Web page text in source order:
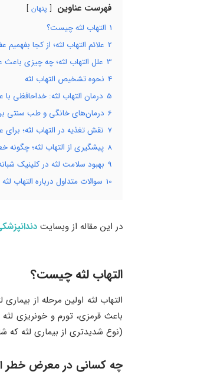
فهرست عناوین پنهان
1 التهاب لثه چیست؟
2 علائم التهاب لثه؛ از کجا بفهمیم
3 علل التهاب لثه؛ چه چیزی
4 نحوه تشخیص التهاب لثه
5 درمان التهاب لثه: خداحافظی
6 درمان‌های خانگی و طب سنتی
7 نقش تغذیه در التهاب لثه؛
8 پیشگیری از التهاب لثه؛ چگونه
9 بهبود سلامت لثه در کلینیک
10 سوالات متداول درباره التهاب لثه
در این مقاله از وبسایت
التهاب لثه چیست؟
التهاب لثه اولین مرحله از
باعث قرمزی، تورم و خونریزی
(نوع شدیدتری از بیماری لثه
چه کسانی در معرض خطر